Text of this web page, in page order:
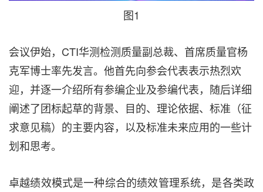
图1
会议伊始，CTI华测检测质量副总裁、首席质量官杨
克军博士率先发言。他首先向参会代表表示热烈欢
迎，并逐一介绍所有参编企业及参编代表，随后详细
阐述了团标起草的背景、目的、理论依据、标准（征
求意见稿）的主要内容，以及标准未来应用的一些计
划和思考。
卓越绩效模式是一种综合的绩效管理系统，是各类政